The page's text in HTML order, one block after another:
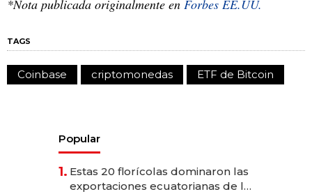
*Nota publicada originalmente en Forbes EE.UU.
TAGS
Coinbase criptomonedas ETF de Bitcoin
Popular
1. Estas 20 florícolas dominaron las
exportaciones ecuatorianas de la